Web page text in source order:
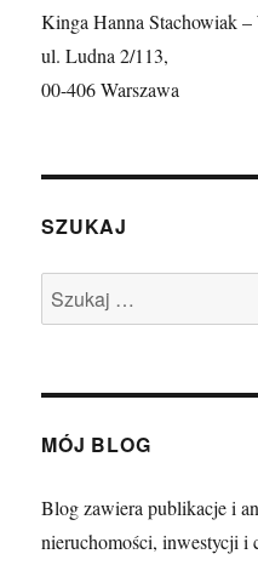
Kinga Hanna Stachowiak –
ul. Ludna 2/113,
00-406 Warszawa
SZUKAJ
Szukaj:
MÓJ BLOG
Blog zawiera publikacje i
nieruchomości, inwestycji i